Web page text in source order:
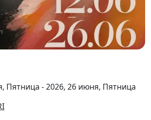
Пятница - 2026, 26 июня, Пятница